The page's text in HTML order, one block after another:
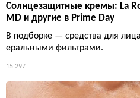
Солнцезащитные кремы: La
MD и другие в Prime Day
В подборке — средства для
еральными фильтрами.
15 297